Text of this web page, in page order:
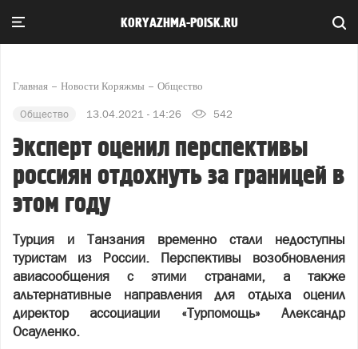
KORYAZHMA-POISK.RU
Главная Новости Коряжмы Общество
Общество 13.04.2021 - 14:26 542
Эксперт оценил перспективы
россиян отдохнуть за границей в
этом году
Турция и Танзания временно стали недоступны
туристам из России. Перспективы возобновления
авиасообщения с этими странами, а также
альтернативные направления для отдыха оценил
директор ассоциации «Турпомощь» Александр
Осауленко.